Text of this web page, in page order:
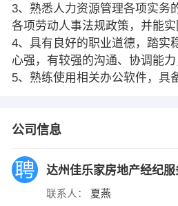
3、熟悉人力资源管理各项实务
各项劳动人事法规政策，并能实
4、具有良好的职业道德，踏实
心强，有较强的沟通、协调能力
5、熟练使用相关办公软件，具
公司信息
达州佳乐家房地产经纪服
联系人： 夏燕